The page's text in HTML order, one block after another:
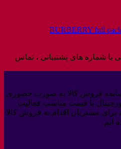
با شماره های پشتیبانی ، تماس
با 16 سال سابقه فروش کالا به صورت حضوری
با قیمت مناسب فعالیت
مشتریان اقدام به فروش کالا
ایم.